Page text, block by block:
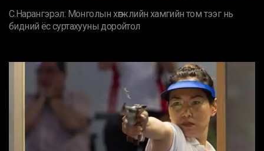
С.Нарангэрэл: Монголын хөгжлийн хамгийн том тээг нь
бидний ёс суртахууны доройтол